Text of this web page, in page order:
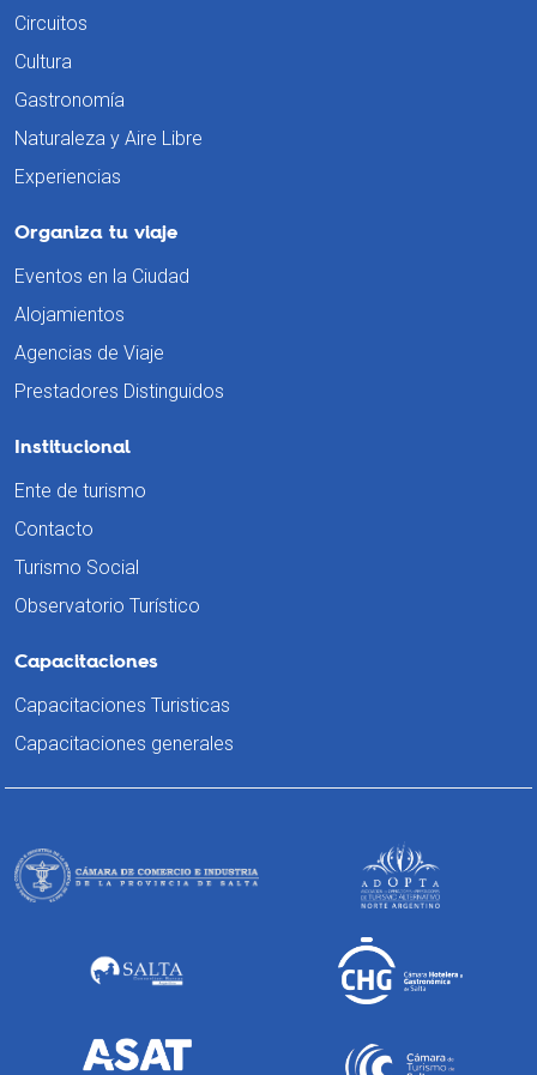
Circuitos
Cultura
Gastronomía
Naturaleza y Aire Libre
Experiencias
Organiza tu viaje
Eventos en la Ciudad
Alojamientos
Agencias de Viaje
Prestadores Distinguidos
Institucional
Ente de turismo
Contacto
Turismo Social
Observatorio Turístico
Capacitaciones
Capacitaciones Turisticas
Capacitaciones generales